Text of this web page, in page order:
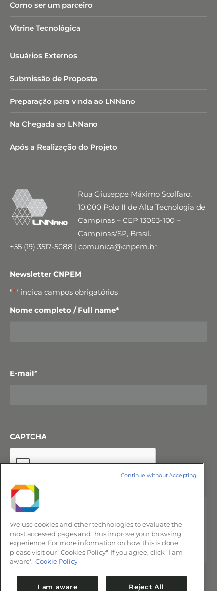
Como ser um parceiro
Vitrine Tecnológica
Usuários Externos
Submissão de Proposta
Preparação para vinda ao LNNano
Na Chegada ao LNNano
Após a Realização do Projeto
Rua Giuseppe Máximo Scolfaro,
10.000 Polo II de Alta Tecnologia de
Campinas – CEP 13083-100 –
Campinas/SP, Brasil.
+55 (19) 3517-5088 | comunica@cnpem.br
Newsletter CNPEM
"*" indica campos obrigatórios
Nome completo / Full name*
E-mail*
CAPTCHA
We use cookies and other technologies to evaluate the
most accessed pages and thus improve your browsing
experience. For more information on how this is done,
please visit our "Cookies Policy". If you agree, click "I am
aware". Cookie Policy
I am aware Reject All
Continue without Accepting